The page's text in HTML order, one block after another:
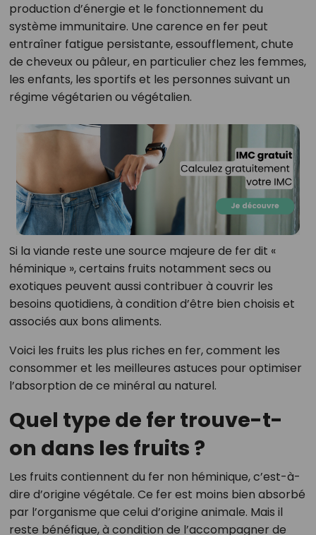
production d’énergie et le fonctionnement du
système immunitaire. Une carence en fer peut
entraîner fatigue persistante, essoufflement, chute
de cheveux ou pâleur, en particulier chez les femmes,
les enfants, les sportifs et les personnes suivant un
régime végétarien ou végétalien.
Si la viande reste une source majeure de fer dit «
héminique », certains fruits notamment secs ou
exotiques peuvent aussi contribuer à couvrir les
besoins quotidiens, à condition d’être bien choisis et
associés aux bons aliments.
Voici les fruits les plus riches en fer, comment les
consommer et les meilleures astuces pour optimiser
l’absorption de ce minéral au naturel.
Quel type de fer trouve-t-
on dans les fruits ?
Les fruits contiennent du fer non héminique, c’est-à-
dire d’origine végétale. Ce fer est moins bien absorbé
par l’organisme que celui d’origine animale. Mais il
reste bénéfique, à condition de l’accompagner de